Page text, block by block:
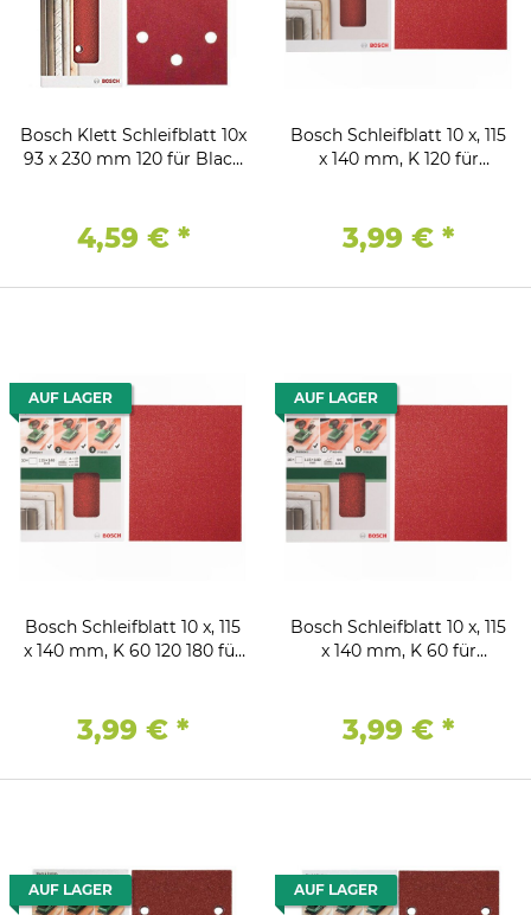
Bosch Klett Schleifblatt 10x
93 x 230 mm 120 für Black
4,59 € *
Bosch Schleifblatt 10 x, 115
x 140 mm, K 120 für
3,99 € *
AUF LAGER
Bosch Schleifblatt 10 x, 115
x 140 mm, K 60 120 180 für
3,99 € *
AUF LAGER
Bosch Schleifblatt 10 x, 115
x 140 mm, K 60 für
3,99 € *
AUF LAGER AUF LAGER